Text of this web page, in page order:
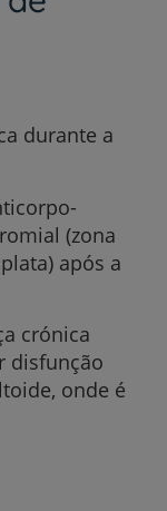
durante a
(zona
após a
crónica
disfunção
onde é